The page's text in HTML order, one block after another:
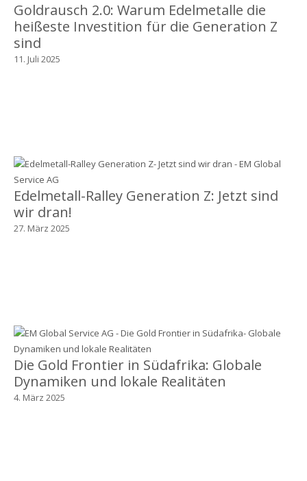
Goldrausch 2.0: Warum Edelmetalle die
heißeste Investition für die Generation Z
sind
11. Juli 2025
Edelmetall-Ralley Generation Z: Jetzt sind
wir dran!
27. März 2025
Die Gold Frontier in Südafrika: Globale
Dynamiken und lokale Realitäten
4. März 2025